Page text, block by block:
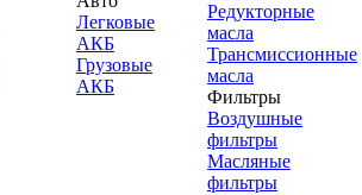
Легковые
АКБ
Грузовые
АКБ
Редукторные
масла
Трансмиссионные
масла
Фильтры
Воздушные
фильтры
Масляные
фильтры